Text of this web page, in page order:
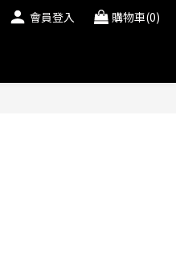
會員登入 購物車(0)